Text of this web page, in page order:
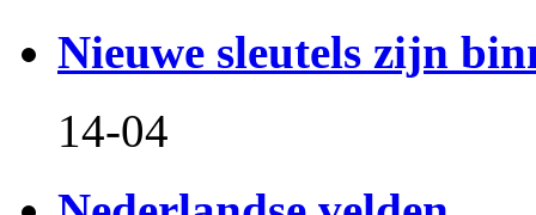
Nieuwe sleutels zijn
14-04